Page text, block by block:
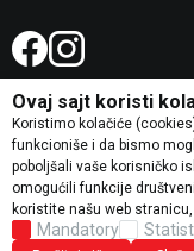
Trudimo se da budemo
cenama, ali ne
grešaka. Svi artikli prikazani
su
Ovaj sajt koristi
Koristimo kolačiće
funkcioniše i da bismo
poboljšali vaše korisničko
omogućili funkcije
koristite našu web
Mandatory